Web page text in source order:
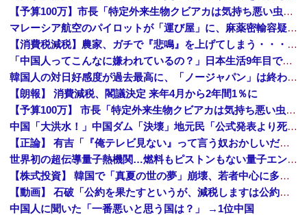
【予算100万】市長「特定外来生物クビアカは気持ち悪い虫だしそんな需要ないと思う」1匹300円相当の報奨金→初日に42万取られ焦り
マレーシア航空のパイロットが「運び屋」に、麻薬密輸容疑で拘束…最高刑は死刑！
【消費税減税】農家、ガチで『悲鳴』を上げてしまう・・・・・
「中国人ってこんなに嫌われているの？」日本生活9年目で明かす本心！
韓国人の対日好感度が過去最高に、「ノージャパン」は終わった？＝ネット「中国より100倍いい」
【朗報】 消費減税、閣議決定 来年4月から2年間1％に
【予算100万】 市長「特定外来生物クビアカは気持ち悪い虫だしそんな需要ないと思う」1匹300円相当の報奨金→初日に42万取られ焦り
中国「大洪水！」中国ダム「決壊」地元民「公式発表より死者多い！」中国政府「住民拘束！（安否不明」中国当局「救助隊動画も削除」台風13号「三峡ダム接近中」→
【正論】 有吉「『俺テレビ見ない』って言う奴おかしいだろ。団子屋で『団子食べない』って言うか？」
世界初の超伝導量子熱機関…燃料もピストンもない量子エンジンが回った！
【株式投資】 韓国で「真夏の世の夢」崩壊、若者中心に多くの人が「人生オワタ」―中国メディア
【動画】 石破「公約を果たすというが、減税しますは公約ではない。検討を加速するというのが公約だ」
中国人に聞いた「一番悪いと思う国は？」 →1位中国